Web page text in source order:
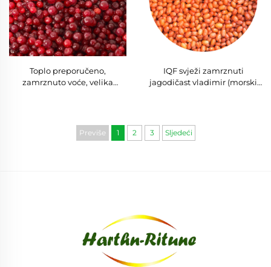
Toplo preporučeno,
zamrznuto voće, velika
veleprodaju
IQF svježi zamrznuti
jagodičast vladimir (morski
morski trn
Previše 1 2 3 Sljedeći